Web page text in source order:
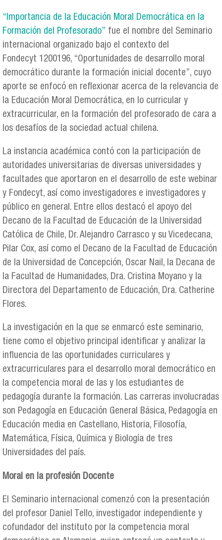
“Importancia de la Educación Moral Democrática en la
Formación del Profesorado” fue el nombre del Seminario
internacional organizado bajo el contexto del
Fondecyt 1200196, “Oportunidades de desarrollo moral
democrático durante la formación inicial docente”, cuyo
aporte se enfocó en reflexionar acerca de la relevancia de
la Educación Moral Democrática, en lo curricular y
extracurricular, en la formación del profesorado de cara a
los desafíos de la sociedad actual chilena.
La instancia académica contó con la participación de
autoridades universitarias de diversas universidades y
facultades que aportaron en el desarrollo de este webinar
y Fondecyt, así como investigadores e investigadores y
público en general. Entre ellos destacó el apoyo del
Decano de la Facultad de Educación de la Universidad
Católica de Chile, Dr. Alejandro Carrasco y su Vicedecana,
Pilar Cox, así como el Decano de la Facultad de Educación
de la Universidad de Concepción, Oscar Nail, la Decana de
la Facultad de Humanidades, Dra. Cristina Moyano y la
Directora del Departamento de Educación, Dra. Catherine
Flores.
La investigación en la que se enmarcó este seminario,
tiene como el objetivo principal identificar y analizar la
influencia de las oportunidades curriculares y
extracurriculares para el desarrollo moral democrático en
la competencia moral de las y los estudiantes de
pedagogía durante la formación. Las carreras involucradas
son Pedagogía en Educación General Básica, Pedagogía en
Educación media en Castellano, Historia, Filosofía,
Matemática, Física, Química y Biología de tres
Universidades del país.
Moral en la profesión Docente
El Seminario internacional comenzó con la presentación
del profesor Daniel Tello, investigador independiente y
cofundador del instituto por la competencia moral